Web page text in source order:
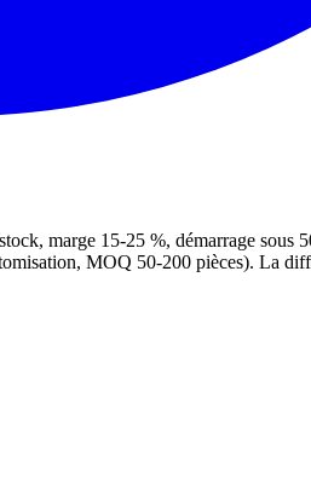
marge 15-25 %, démarrage
MOQ 50-200 pièces). La